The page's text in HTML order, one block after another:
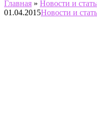
Главная » Новости и
01.04.2015Новости и